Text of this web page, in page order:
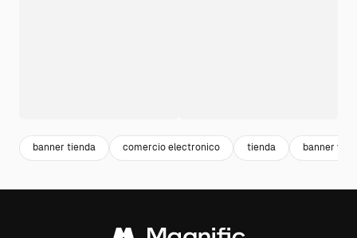
banner tienda comercio electronico tienda banner web